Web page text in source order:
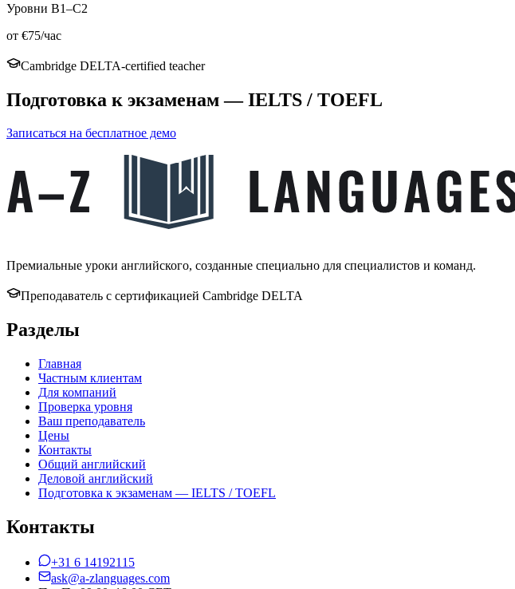
Уровни B1–C2
от €75/час
Cambridge DELTA-certified teacher
Подготовка к экзаменам — IELTS / TOEFL
Записаться на бесплатное демо
Премиальные уроки английского, созданные специально для специалистов и команд.
Преподаватель с сертификацией Cambridge DELTA
Разделы
Главная
Частным клиентам
Для компаний
Проверка уровня
Ваш преподаватель
Цены
Контакты
Общий английский
Деловой английский
Подготовка к экзаменам — IELTS / TOEFL
Контакты
+31 6 14192115
ask@a-zlanguages.com